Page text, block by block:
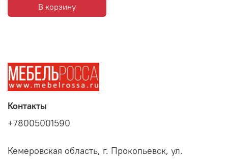
В корзину
Контакты
+78005001590
Кемеровская область, г. Прокопьевск, ул.